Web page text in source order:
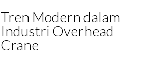
Tren Modern dalam
Industri Overhead
Crane